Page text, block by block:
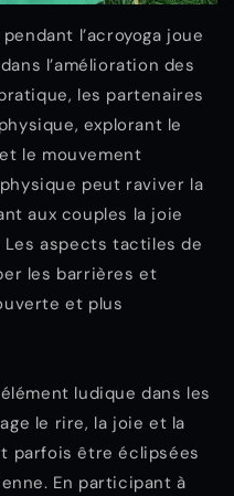
l’acroyoga joue
l’amélioration des
les partenaires
explorant le
le mouvement
peut raviver la
aux couples la joie
Les aspects tactiles de
les barrières et
et plus
ludique dans les
le rire, la joie et la
parfois être éclipsées
En participant à